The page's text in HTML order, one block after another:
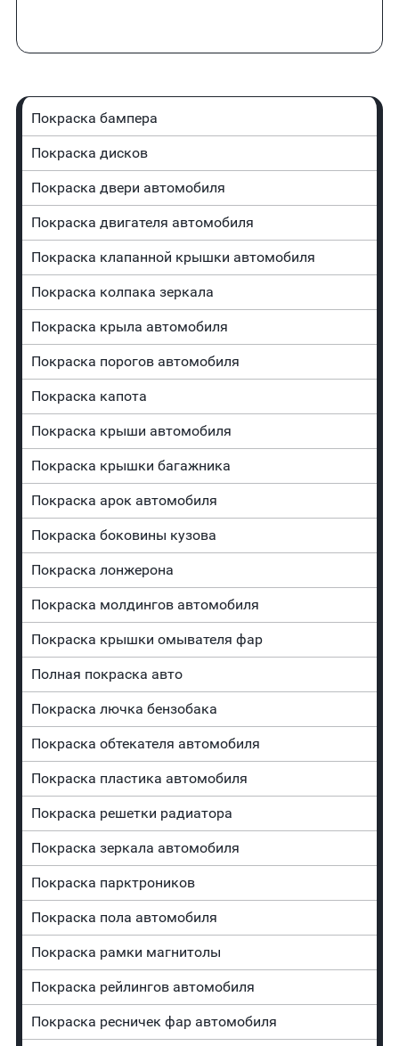
Покраска бампера
Покраска дисков
Покраска двери автомобиля
Покраска двигателя автомобиля
Покраска клапанной крышки автомобиля
Покраска колпака зеркала
Покраска крыла автомобиля
Покраска порогов автомобиля
Покраска капота
Покраска крыши автомобиля
Покраска крышки багажника
Покраска арок автомобиля
Покраска боковины кузова
Покраска лонжерона
Покраска молдингов автомобиля
Покраска крышки омывателя фар
Полная покраска авто
Покраска лючка бензобака
Покраска обтекателя автомобиля
Покраска пластика автомобиля
Покраска решетки радиатора
Покраска зеркала автомобиля
Покраска парктроников
Покраска пола автомобиля
Покраска рамки магнитолы
Покраска рейлингов автомобиля
Покраска ресничек фар автомобиля